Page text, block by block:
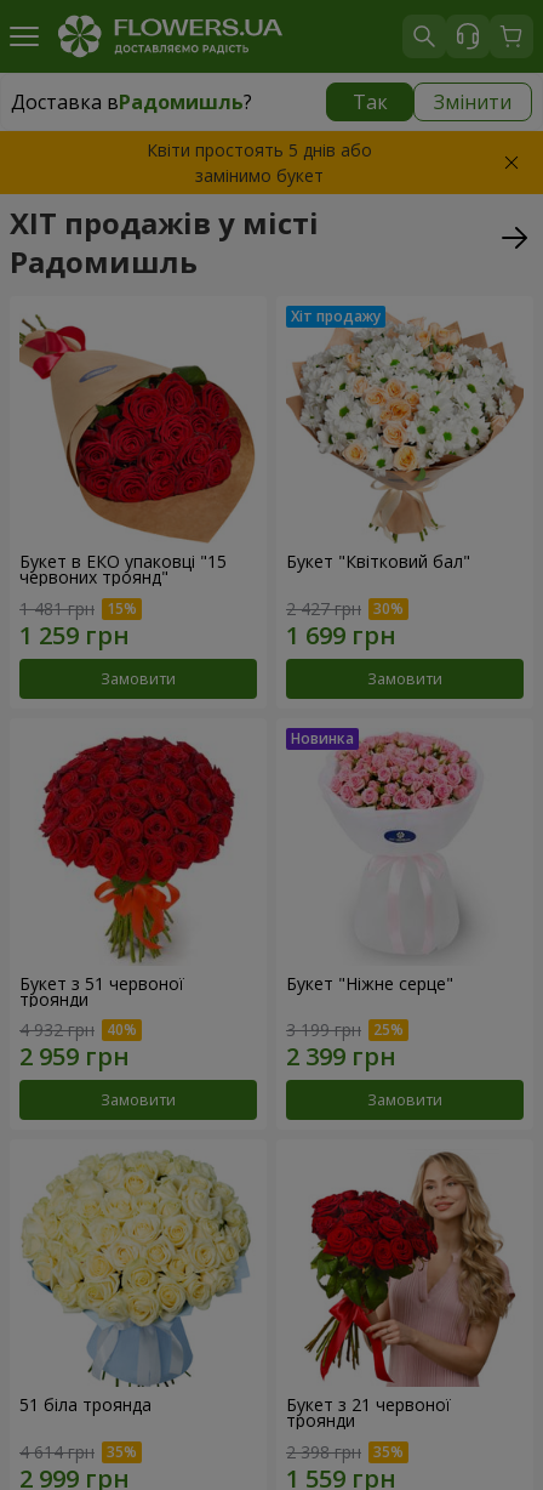
Доставка вРадомишль? Так Змінити
Доставка вРадомишль|
Квіти простоять 5 днів або
замінимо букет
ХІТ продажів у місті
Радомишль
Букет в ЕКО упаковці "15
червоних троянд"
1 481 грн
Замовити
Букет "Квітковий бал"
2 427 грн
Замовити
Букет з 51 червоної
троянди
4 932 грн
Замовити
Букет "Ніжне серце"
3 199 грн
Замовити
51 біла троянда
4 614 грн
Букет з 21 червоної
троянди
2 398 грн